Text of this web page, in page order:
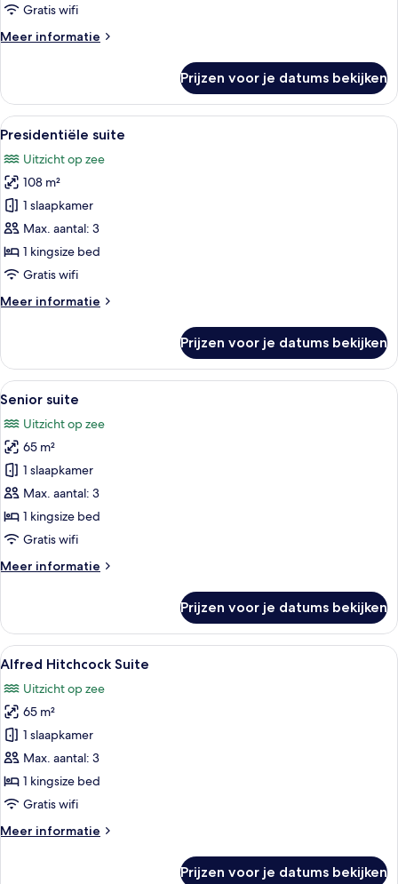
Gratis wifi
Meer informatie
Meer
Loti
Suite
Prijzen voor je datums bekijken
Alle
foto's
voor
Presidentiële
suite
laden
Een ruime slaapkamer met een
5
Presidentiële suite
Uitzicht op zee
108 m²
1 slaapkamer
Max. aantal: 3
1 kingsize bed
Gratis wifi
Meer informatie
Meer
suite
Prijzen voor je datums bekijken
Alle
foto's
voor
Senior
suite
laden
Een ruime slaapkamer met een
5
Senior suite
Uitzicht op zee
65 m²
1 slaapkamer
Max. aantal: 3
1 kingsize bed
Gratis wifi
Meer informatie
Meer
suite
Prijzen voor je datums bekijken
Alle
foto's
voor
Alfred
Hitchcock
Suite
laden
Een slaapkamer met een groot bed,
6
Alfred Hitchcock Suite
Uitzicht op zee
65 m²
1 slaapkamer
Max. aantal: 3
1 kingsize bed
Gratis wifi
Meer informatie
Meer
Prijzen voor je datums bekijken